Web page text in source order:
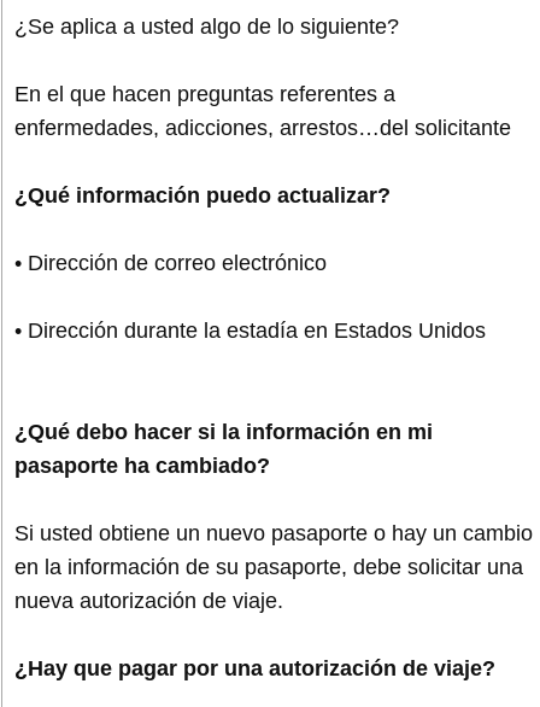
¿Se aplica a usted algo de lo siguiente?
En el que hacen preguntas referentes a
enfermedades, adicciones, arrestos…del solicitante
¿Qué información puedo actualizar?
• Dirección de correo electrónico
• Dirección durante la estadía en Estados Unidos
¿Qué debo hacer si la información en mi
pasaporte ha cambiado?
Si usted obtiene un nuevo pasaporte o hay un cambio
en la información de su pasaporte, debe solicitar una
nueva autorización de viaje.
¿Hay que pagar por una autorización de viaje?